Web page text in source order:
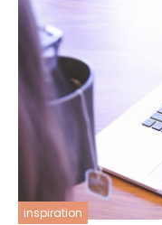
inspiration